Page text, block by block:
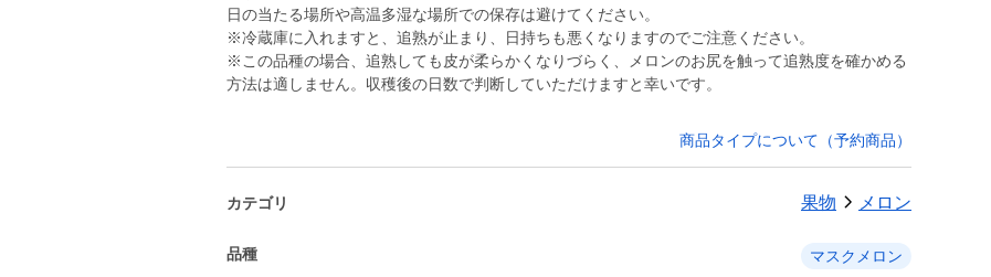
日の当たる場所や高温多湿な場所での保存は避けてください。
※冷蔵庫に入れますと、追熟が止まり、日持ちも悪くなりますのでご注意ください。
※この品種の場合、追熟しても皮が柔らかくなりづらく、メロンのお尻を触って追熟度を確かめる
方法は適しません。収穫後の日数で判断していただけますと幸いです。
商品タイプについて（予約商品）
カテゴリ 果物 メロン
品種 マスクメロン